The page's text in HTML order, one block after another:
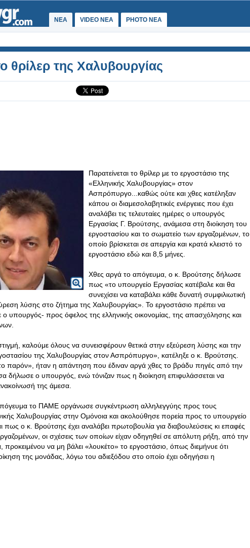
ΝΕΑ VIDEO NEA PHOTO NEA
θρίλερ της Χαλυβουργίας
Παρατείνεται το θρίλερ με το εργοστάσιο της
«Ελληνικής Χαλυβουργίας» στον
Ασπρόπυργο...καθώς ούτε και χθες κατέληξαν
κάπου οι διαμεσολαβητικές ενέργειες που έχει
αναλάβει τις τελευταίες ημέρες ο υπουργός
Εργασίας Γ. Βρούτσης, ανάμεσα στη διοίκηση του
εργοστασίου και το σωματείο των εργαζομένων, το
οποίο βρίσκεται σε απεργία και κρατά κλειστό το
εργοστάσιο εδώ και 8,5 μήνες.
Χθες αργά το απόγευμα, ο κ. Βρούτσης δήλωσε
πως «το υπουργείο Εργασίας κατέβαλε και θα
συνεχίσει να καταβάλει κάθε δυνατή συμφιλιωτική
λύσης στο ζήτημα της Χαλυβουργίας». Το εργοστάσιο πρέπει να
ο υπουργός- προς όφελος της ελληνικής οικονομίας, της απασχόλησης και
καλούμε όλους να συνεισφέρουν θετικά στην εξεύρεση λύσης και την
της Χαλυβουργίας στον Ασπρόπυργο», κατέληξε ο κ. Βρούτσης.
παρόν», ήταν η απάντηση που έδιναν αργά χθες το βράδυ πηγές από την
δήλωσε ο υπουργός, ενώ τόνιζαν πως η διοίκηση επιφυλάσσεται να
της άμεσα.
το ΠΑΜΕ οργάνωσε συγκέντρωση αλληλεγγύης προς τους
Χαλυβουργίας στην Ομόνοια και ακολούθησε πορεία προς το υπουργείο
πως ο κ. Βρούτσης έχει αναλάβει πρωτοβουλία για διαβουλεύσεις κι επαφές
οι σχέσεις των οποίων είχαν οδηγηθεί σε απόλυτη ρήξη, από την
να μη βάλει «λουκέτο» το εργοστάσιο, όπως διεμήνυε ότι
της μονάδας, λόγω του αδιεξόδου στο οποίο έχει οδηγήσει η